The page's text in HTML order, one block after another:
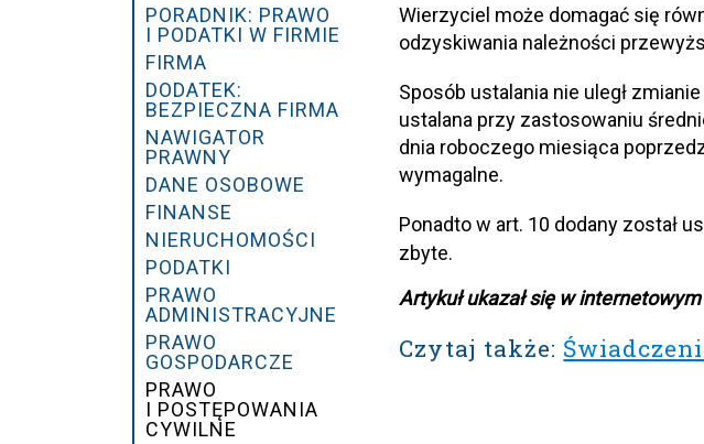
Wierzyciel może domagać się
odzyskiwania należności
Sposób ustalania nie uległ
ustalana przy zastosowaniu
dnia roboczego miesiąca
wymagalne.
Ponadto w art. 10 dodany został
zbyte.
Artykuł ukazał się w
Czytaj także:
PORADNIK: PRAWO
I PODATKI W FIRMIE
FIRMA
DODATEK:
BEZPIECZNA FIRMA
NAWIGATOR
PRAWNY
DANE OSOBOWE
FINANSE
NIERUCHOMOŚCI
PODATKI
PRAWO
ADMINISTRACYJNE
PRAWO
GOSPODARCZE
PRAWO
I POSTĘPOWANIA
CYWILNE